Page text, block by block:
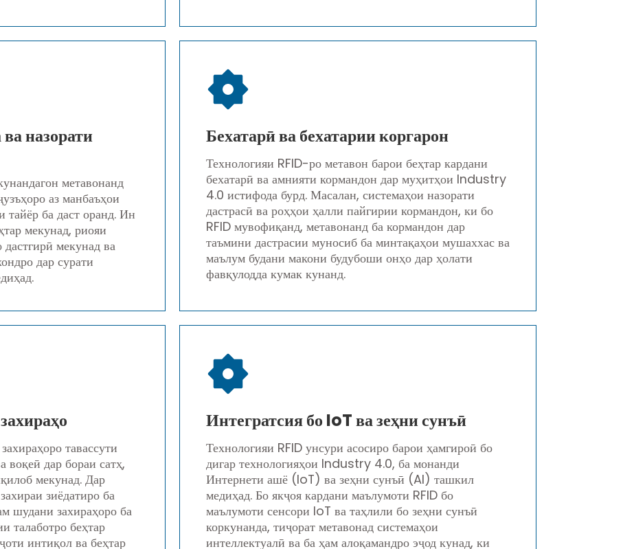
назорати
метавонанд
аз манбаъҳои
тайёр ба даст оранд. Ин
мекунад, риояи
дастгирӣ мекунад ва
дар сурати
Бехатарӣ ва бехатарии коргарон
Технологияи RFID-ро метавон барои беҳтар кардани
бехатарӣ ва амнияти кормандон дар муҳитҳои Industry
4.0 истифода бурд. Масалан, системаҳои назорати
дастрасӣ ва роҳҳои ҳалли пайгирии кормандон, ки бо
RFID мувофиқанд, метавонанд ба кормандон дар
таъмини дастрасии муносиб ба минтақаҳои мушаххас ва
маълум будани макони будубоши онҳо дар ҳолати
фавқулодда кумак кунанд.
тавассути
дар бораи сатҳ,
мекунад. Дар
зиёдатиро ба
шудани захираҳоро ба
талаботро беҳтар
интиқол ва беҳтар
Интегратсия бо IoT ва зеҳни сунъӣ
Технологияи RFID унсури асосиро барои ҳамгироӣ бо
дигар технологияҳои Industry 4.0, ба монанди
Интернети ашё (IoT) ва зеҳни сунъӣ (AI) ташкил
медиҳад. Бо якҷоя кардани маълумоти RFID бо
маълумоти сенсори IoT ва таҳлили бо зеҳни сунъӣ
коркунанда, тиҷорат метавонад системаҳои
интеллектуалӣ ва ба ҳам алоқамандро эҷод кунад, ки